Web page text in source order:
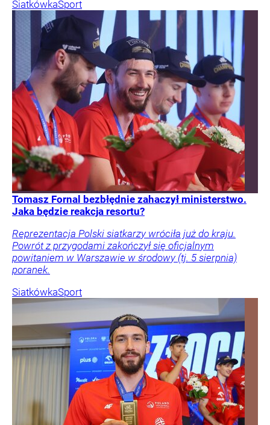
SiatkówkaSport
Tomasz Fornal bezbłędnie zahaczył ministerstwo.
Jaka będzie reakcja resortu?
Reprezentacja Polski siatkarzy wróciła już do kraju.
Powrót z przygodami zakończył się oficjalnym
powitaniem w Warszawie w środowy (tj. 5 sierpnia)
poranek.
SiatkówkaSport